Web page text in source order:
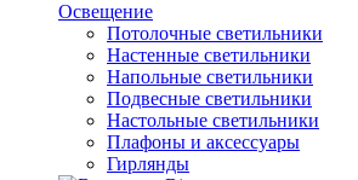
Освещение
Потолочные светильники
Настенные светильники
Напольные светильники
Подвесные светильники
Настольные светильники
Плафоны и аксессуары
Гирлянды